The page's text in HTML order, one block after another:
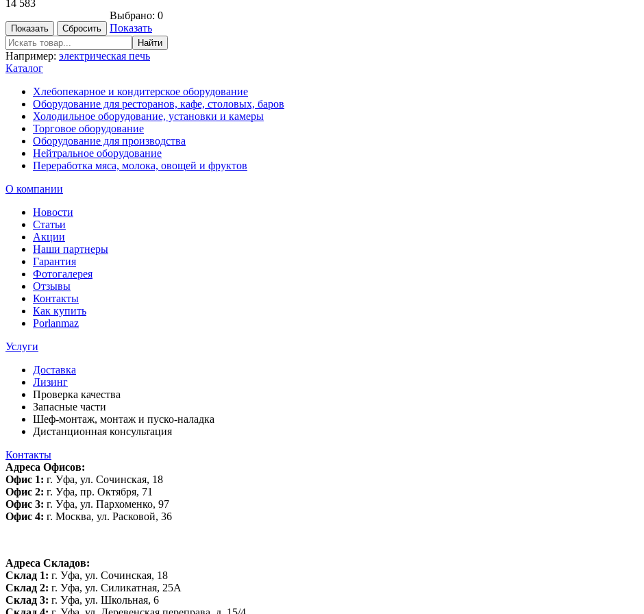
14 583
Выбрано: 0
Показать
Например: электрическая печь
Каталог
Хлебопекарное и кондитерское оборудование
Оборудование для ресторанов, кафе, столовых, баров
Холодильное оборудование, установки и камеры
Торговое оборудование
Оборудование для производства
Нейтральное оборудование
Переработка мяса, молока, овощей и фруктов
О компании
Новости
Статьи
Акции
Наши партнеры
Гарантия
Фотогалерея
Отзывы
Контакты
Как купить
Porlanmaz
Услуги
Доставка
Лизинг
Проверка качества
Запасные части
Шеф-монтаж, монтаж и пуско-наладка
Дистанционная консультация
Контакты
Адреса Офисов:
Офис 1: г. Уфа, ул. Сочинская, 18
Офис 2: г. Уфа, пр. Октября, 71
Офис 3: г. Уфа, ул. Пархоменко, 97
Офис 4: г. Москва, ул. Расковой, 36
Адреса Складов:
Склад 1: г. Уфа, ул. Сочинская, 18
Склад 2: г. Уфа, ул. Силикатная, 25А
Склад 3: г. Уфа, ул. Школьная, 6